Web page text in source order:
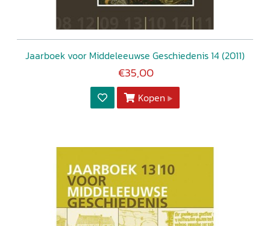
Jaarboek voor Middeleeuwse Geschiedenis 14 (2011)
€35,00
Kopen